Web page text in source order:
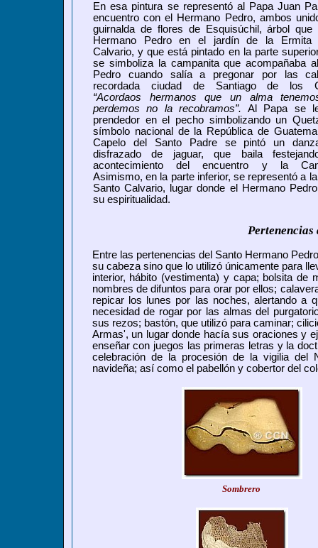
En esa pintura se representó al Papa Juan
encuentro con el Hermano Pedro, ambos
guirnalda de flores de Esquisúchil, árbol que
Hermano Pedro en el jardín de la Ermita
Calvario, y que está pintado en la parte
se simboliza la campanita que acompañaba
Pedro cuando salía a pregonar por las
recordada ciudad de Santiago de los
“Acordaos hermanos que un alma
perdemos no la recobramos”. Al Papa se
prendedor en el pecho simbolizando un
símbolo nacional de la República de
Capelo del Santo Padre se pintó un
disfrazado de jaguar, que baila
acontecimiento del encuentro y la
Asimismo, en la parte inferior, se representó a
Santo Calvario, lugar donde el Hermano
su espiritualidad.
Pertenencias
Entre las pertenencias del Santo Hermano
su cabeza sino que lo utilizó únicamente para
interior, hábito (vestimenta) y capa; bolsita de
nombres de difuntos para orar por ellos;
repicar los lunes por las noches, alertando a
necesidad de rogar por las almas del
sus rezos; bastón, que utilizó para caminar;
Armas', un lugar donde hacía sus oraciones y
enseñar con juegos las primeras letras y la
celebración de la procesión de la vigilia del
navideña; así como el pabellón y cobertor del
Sombrero